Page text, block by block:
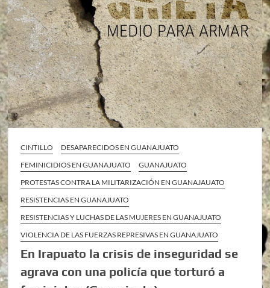
CINTILLO
DESAPARECIDOS EN GUANAJUATO
FEMINICIDIOS EN GUANAJUATO
GUANAJUATO
PROTESTAS CONTRA LA MILITARIZACIÓN EN GUANAJAUATO
RESISTENCIAS EN GUANAJUATO
RESISTENCIAS Y LUCHAS DE LAS MUJERES EN GUANAJUATO
VIOLENCIA DE LAS FUERZAS REPRESIVAS EN GUANAJUATO
En Irapuato la crisis de inseguridad se
agrava con una policía que torturó a